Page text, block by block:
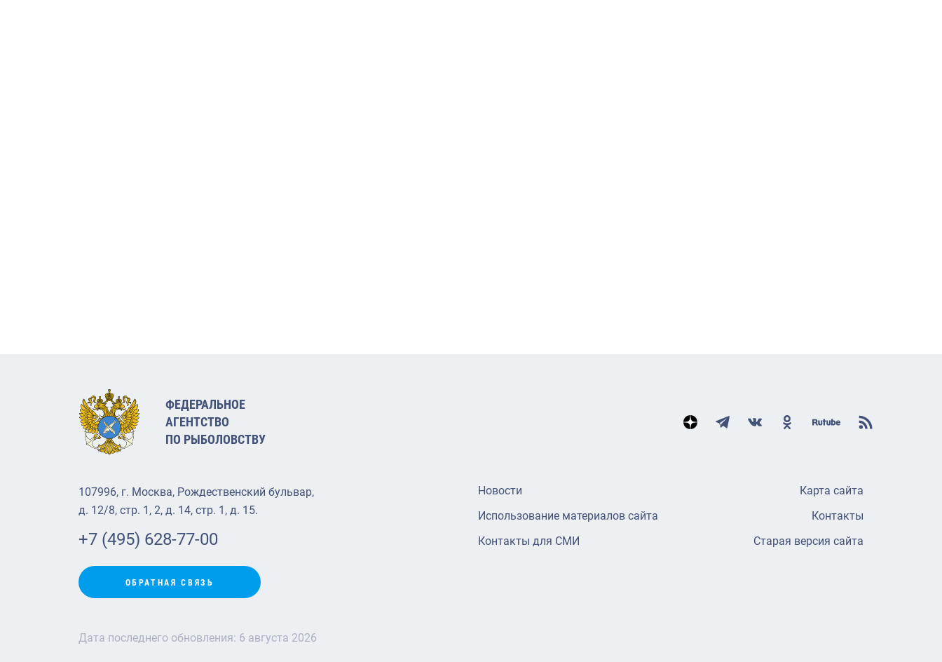
ФЕДЕРАЛЬНОЕ
АГЕНТСТВО
ПО РЫБОЛОВСТВУ
107996, г. Москва, Рождественский бульвар,
д. 12/8, стр. 1, 2, д. 14, стр. 1, д. 15.
+7 (495) 628-77-00
ОБРАТНАЯ СВЯЗЬ
Новости
Использование материалов сайта
Контакты для СМИ
Карта сайта
Контакты
Старая версия сайта
Дата последнего обновления: 6 августа 2026